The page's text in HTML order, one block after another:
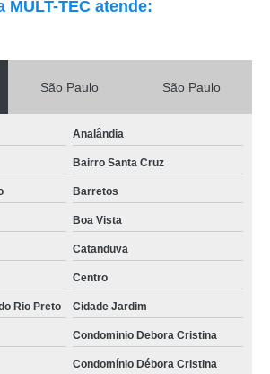
MULT-TEC atende:
São Paulo São Paulo
Analândia
Bairro Santa Cruz
Barretos
Boa Vista
Catanduva
Centro
Rio Preto Cidade Jardim
Condominio Debora Cristina
Condomínio Débora Cristina